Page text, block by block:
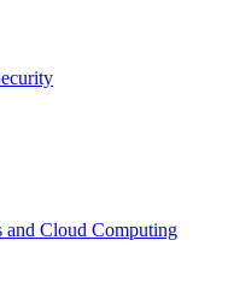
and Cloud Computing